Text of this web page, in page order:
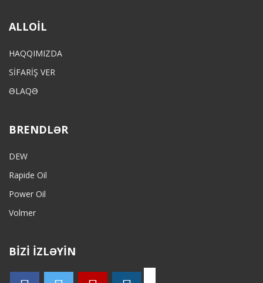
ALLOIL
HAQQIMIZDA
SİFARİŞ VER
ƏLAQƏ
BRENDLƏR
DEW
Rapide Oil
Power Oil
Volmer
BİZİ İZLƏYİN